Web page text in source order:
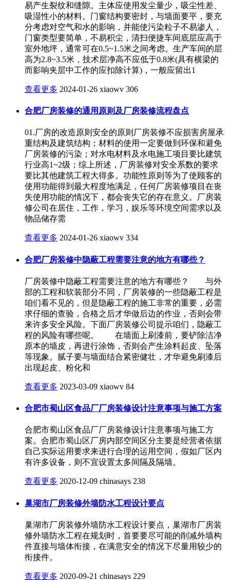
易产生裂纹和缝隙。主体应使用发尘量少，吸尘性差、
吸湿性小的材料。门窗结构要密封，与墙面要平，要充
分考虑对空气和水的影响，并能使污染粒子不易渗人，
门窗类型要简单，不易积尘，清扫便捷车间底层应高于
室外地坪，通常可在0.5~1.5米之间考虑。生产车间的层
高为2.8~3.5米，技术层净高不应低于0.8米(具有横梁的
而影响夹层中工作的应扣除计算)，一般应留出1
查看更多 2024-01-26 xiaowv 306
合肥厂房装修的通用原则及厂房装修流程盘点
01.厂房的改造原则安全的原则厂房装修不应损害房屋承
重结构及建筑结构；材料的使用一定要做到环保和避免
厂房装修的污染；对水电材料及水电施工项目要比建筑
行业高1~2级；综上所述，厂房装修对安全系数的要求
要比其他建筑工程大得多。功能性原则等为了使顾客的
使用功能得到最大程度地满足，任何厂房装修项目在丧
失使用功能的情况下，都会丧失它的存在意义。厂房装
修公司在居住，工作，学习，娱乐等环境空间需求以及
物品储存需
查看更多 2024-01-26 xiaowv 334
合肥厂房装修中隐蔽工程需要注意的地方有哪些？
厂房装修中隐蔽工程需要注意的地方有哪些？ 与外
部的工程和软装部分不同，厂房装修的一些隐蔽工程是
咱们看不见的，但是隐蔽工程的施工非常的重要，必需
求仔细的查验，合格之后才华做后边的作业，否则会带
来许多安全风险。下面厂房装修公司提示咱们，隐蔽工
程的风险有哪些呢。 在墙面上刷漆前，要铲除洁净
原本的墙皮，再进行涂饰，否则会产生涂料起皮、坠落
等现象。腻子要与墙面结合紧密健壮，才华避免刷漆后
出现起皮、粉化和
查看更多 2023-03-09 xiaowv 84
合肥市蜀山区食品厂厂房装修设计注意事项与施工方案
合肥市蜀山区食品厂厂房装修设计注意事项与施工方
案。合肥市蜀山区厂房内部空间区分主要是经营者依据
自己实际运用要求来进行合理的运用空间，假如厂区内
有许多设备，则不宜设置太多间隔及隔墙。
查看更多 2020-12-09 chinasays 238
巢湖市厂房装修外墙防水工程设计要点
巢湖市厂房装修外墙防水工程设计要点，巢湖市厂房装
修外墙防水工程在规划时，首要要尽可能的削减外墙构
件直接与墙体衔接，在满意安全的情况下尽量用较少的
衔接件。
查看更多 2020-09-21 chinasays 229